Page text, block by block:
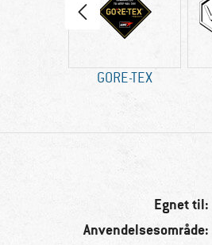
GORE-TEX
Egnet til:
Anvendelsesområde: